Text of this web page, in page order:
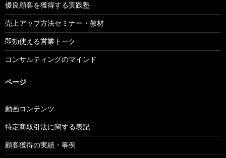
優良顧客を獲得する実践塾
売上アップ方法セミナー・教材
即効使える営業トーク
コンサルティングのマインド
ページ
動画コンテンツ
特定商取引法に関する表記
顧客獲得の実績・事例